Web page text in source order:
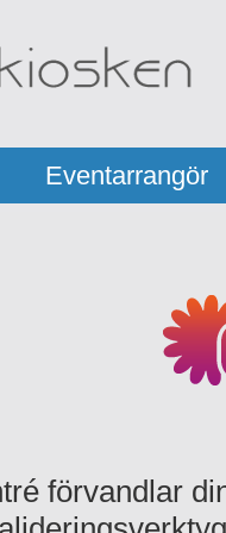
Eventarrangör
förvandlar